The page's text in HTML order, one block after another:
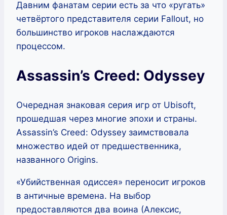
Давним фанатам серии есть за что «ругать»
четвёртого представителя серии Fallout, но
большинство игроков наслаждаются
процессом.
Assassin’s Creed: Odyssey
Очередная знаковая серия игр от Ubisoft,
прошедшая через многие эпохи и страны.
Assassin’s Creed: Odyssey заимствовала
множество идей от предшественника,
названного Origins.
«Убийственная одиссея» переносит игроков
в античные времена. На выбор
предоставляются два воина (Алексис,